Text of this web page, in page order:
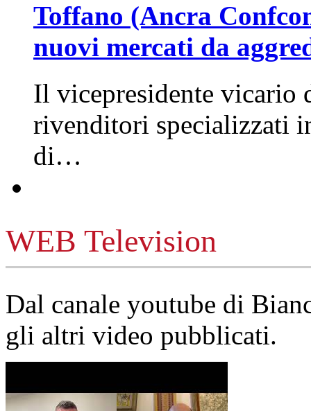
Toffano (Ancra
nuovi mercati da
Il vicepresidente vicario
rivenditori specializzati
di…
WEB Television
Dal canale youtube di
gli altri video pubblicati.